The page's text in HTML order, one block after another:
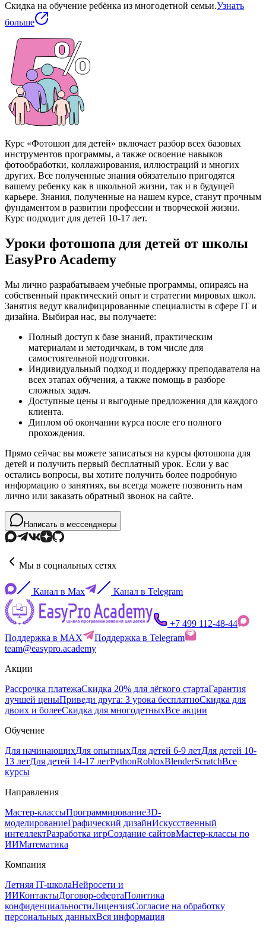
Скидка на обучение ребёнка из многодетной семьи.Узнать
больше
Курс «Фотошоп для детей» включает разбор всех базовых
инструментов программы, а также освоение навыков
фотообработки, коллажирования, иллюстраций и многих
других. Все полученные знания обязательно пригодятся
вашему ребенку как в школьной жизни, так и в будущей
карьере. Знания, полученные на нашем курсе, станут прочным
фундаментом в развитии профессии и творческой жизни.
Курс подходит для детей 10-17 лет.
Уроки фотошопа для детей от школы
EasyPro Academy
Мы лично разрабатываем учебные программы, опираясь на
собственный практический опыт и стратегии мировых школ.
Занятия ведут квалифицированные специалисты в сфере IT и
дизайна. Выбирая нас, вы получаете:
Полный доступ к базе знаний, практическим
материалам и методичкам, в том числе для
самостоятельной подготовки.
Индивидуальный подход и поддержку преподавателя на
всех этапах обучения, а также помощь в разборе
сложных задач.
Доступные цены и выгодные предложения для каждого
клиента.
Диплом об окончании курса после его полного
прохождения.
Прямо сейчас вы можете записаться на курсы фотошопа для
детей и получить первый бесплатный урок. Если у вас
остались вопросы, вы хотите получить более подробную
информацию о занятиях, вы всегда можете позвонить нам
лично или заказать обратный звонок на сайте.
Написать в мессенджеры
Мы в социальных сетях
Канал в Max Канал в Telegram
+7 499 112-48-44
Поддержка в MAX
Поддержка в Telegram
team@easypro.academy
Акции
Рассрочка платежаСкидка 20% для лёгкого стартаГарантия
лучшей ценыПриведи друга: З урока бесплатноСкидка для
двоих и болееСкидка для многодетныхВсе акции
Обучение
Для начинающихДля опытныхДля детей 6-9 летДля детей 10-
13 летДля детей 14-17 летPythonRobloxBlenderScratchВсе
курсы
Направления
Мастер-классыПрограммирование3D-
моделированиеГрафический дизайнИскусственный
интеллектРазработка игрСоздание сайтовМастер-классы по
ИИМатематика
Компания
Летняя IT-школаНейросети и
ИИКонтактыДоговор‑офертаПолитика
конфиденциальностиЛицензияСогласие на обработку
персональных данныхВся информация